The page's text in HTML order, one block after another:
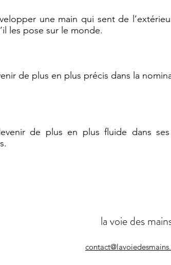
une main qui sent de
les pose sur le monde.
de plus en plus précis dans la
de plus en plus fluide dans
la voie des